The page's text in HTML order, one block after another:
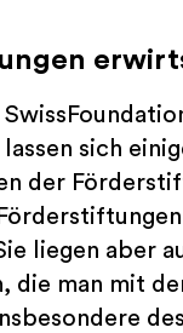
sich
der
liegen aber
die man mit